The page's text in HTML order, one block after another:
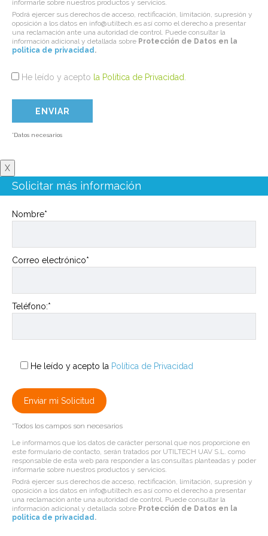
informarle sobre nuestros productos y servicios.
Podrá ejercer sus derechos de acceso, rectificación, limitación, supresión y
oposición a los datos en info@utiltech.es así como el derecho a presentar
una reclamación ante una autoridad de control. Puede consultar la
información adicional y detallada sobre Protección de Datos en la
politica de privacidad.
He leído y acepto la Política de Privacidad
*Datos necesarios
X
Solicitar más información
Nombre*
Correo electrónico*
Teléfono:*
He leído y acepto la Política de Privacidad
*Todos los campos son necesarios
Le informamos que los datos de carácter personal que nos proporcione en
este formulario de contacto, serán tratados por UTILTECH UAV S.L. como
responsable de esta web para responder a las consultas planteadas y poder
informarle sobre nuestros productos y servicios.
Podrá ejercer sus derechos de acceso, rectificación, limitación, supresión y
oposición a los datos en info@utiltech.es así como el derecho a presentar
una reclamación ante una autoridad de control. Puede consultar la
información adicional y detallada sobre Protección de Datos en la
politica de privacidad.